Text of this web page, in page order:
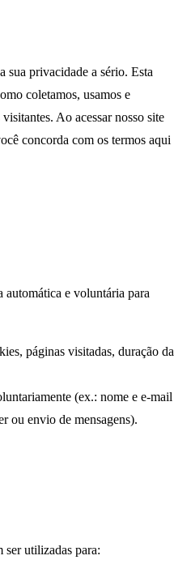
sua privacidade a sério. Esta
coletamos, usamos e
Ao acessar nosso site
concorda com os termos aqui
e voluntária para
páginas visitadas, duração da
(ex.: nome e e-mail
ou envio de mensagens).
ser utilizadas para: